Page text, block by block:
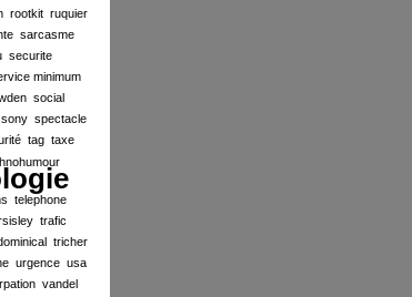
rootkit ruquier
sarcasme
securite
minimum
social
sony spectacle
tag taxe
telephone
trafic
tricher
urgence usa
vandel